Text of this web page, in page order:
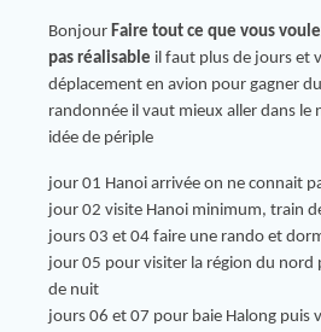
Bonjour Faire tout ce que vous
pas réalisable il faut plus de jours et
déplacement en avion pour gagner
randonnée il vaut mieux aller dans le
idée de périple
jour 01 Hanoi arrivée on ne connait
jour 02 visite Hanoi minimum, train
jours 03 et 04 faire une rando et
jour 05 pour visiter la région du nord
de nuit
jours 06 et 07 pour baie Halong puis